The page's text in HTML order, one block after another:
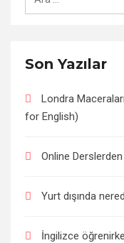
Son Yazılar
Londra
for English)
Online
Yurt dışında
İngilizce